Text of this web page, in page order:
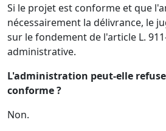
Si le projet est conforme et que
nécessairement la délivrance, le
sur le fondement de l'article L.
administrative.
L'administration peut-elle
conforme ?
Non.